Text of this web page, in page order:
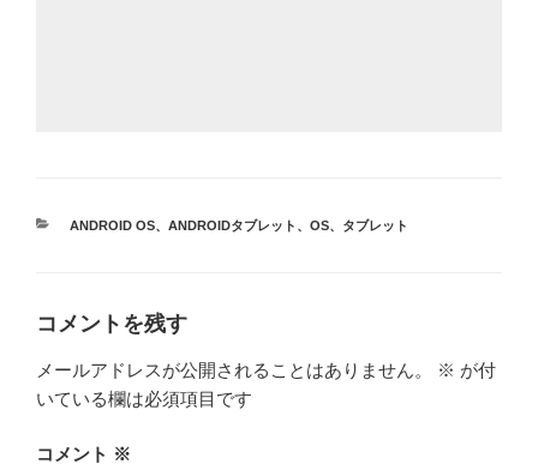
カ
ANDROID OS、 ANDROIDタブレット 、 OS、 タブレット
コメントを残す
メールアドレスが公開されることはありません。 ※ が付
いている欄は必須項目です
コメント ※